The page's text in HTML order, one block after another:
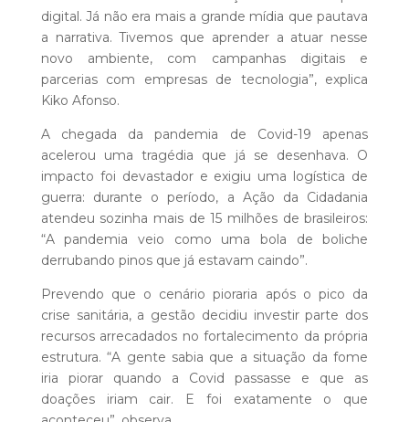
digital. Já não era mais a grande mídia que pautava
a narrativa. Tivemos que aprender a atuar nesse
novo ambiente, com campanhas digitais e
parcerias com empresas de tecnologia”, explica
Kiko Afonso.
A chegada da pandemia de Covid-19 apenas
acelerou uma tragédia que já se desenhava. O
impacto foi devastador e exigiu uma logística de
guerra: durante o período, a Ação da Cidadania
atendeu sozinha mais de 15 milhões de brasileiros:
“A pandemia veio como uma bola de boliche
derrubando pinos que já estavam caindo”.
Prevendo que o cenário pioraria após o pico da
crise sanitária, a gestão decidiu investir parte dos
recursos arrecadados no fortalecimento da própria
estrutura. “A gente sabia que a situação da fome
iria piorar quando a Covid passasse e que as
doações iriam cair. E foi exatamente o que